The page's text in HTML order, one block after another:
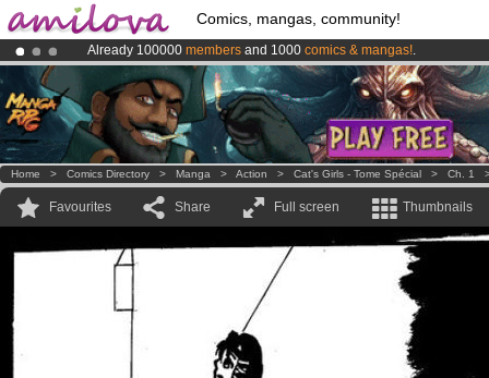
Comics, mangas, community!
Already 100000 members and 1000 comics & mangas!.
AmilovaKickstarter is now LIVE!.
Premium membership from3.95 euros per month !Get membership
Home > Comics Directory > Manga > Action > Cat's Girls - Tome Spécial > Ch. 1
Favourites Share Full screen Thumbnails